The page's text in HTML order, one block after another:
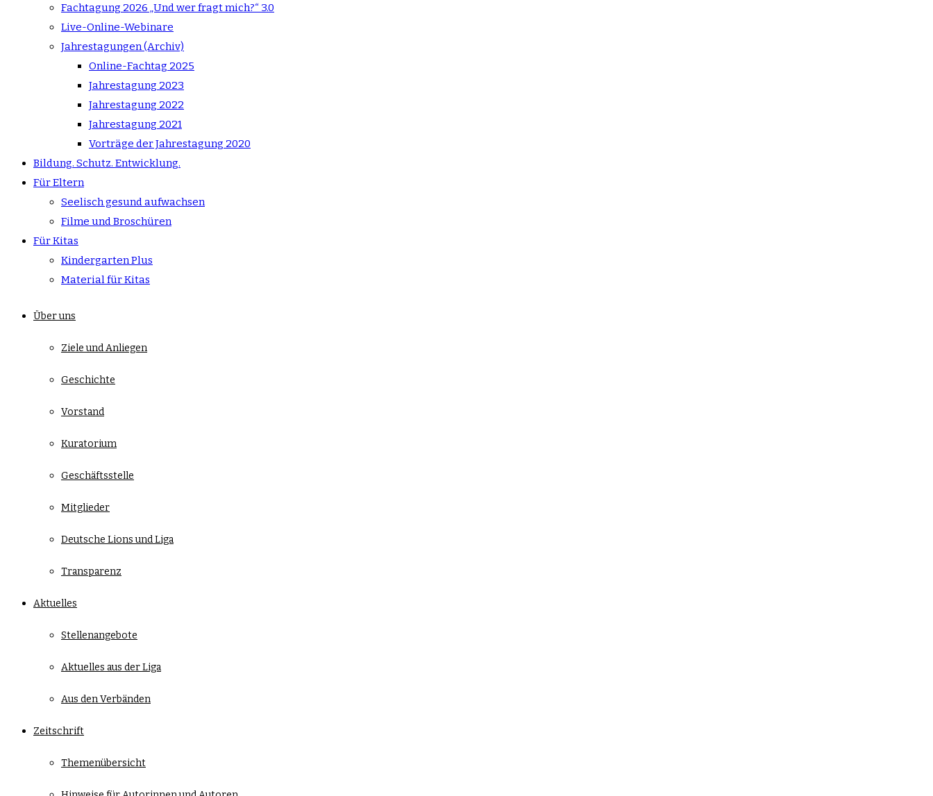
Fachtagung 2026 „Und wer fragt mich?“ 3.0
Live-Online-Webinare
Jahrestagungen (Archiv)
Online-Fachtag 2025
Jahrestagung 2023
Jahrestagung 2022
Jahrestagung 2021
Vorträge der Jahrestagung 2020
Bildung. Schutz. Entwicklung.
Für Eltern
Seelisch gesund aufwachsen
Filme und Broschüren
Für Kitas
Kindergarten Plus
Material für Kitas
Über uns
Ziele und Anliegen
Geschichte
Vorstand
Kuratorium
Geschäftsstelle
Mitglieder
Deutsche Lions und Liga
Transparenz
Aktuelles
Stellenangebote
Aktuelles aus der Liga
Aus den Verbänden
Zeitschrift
Themenübersicht